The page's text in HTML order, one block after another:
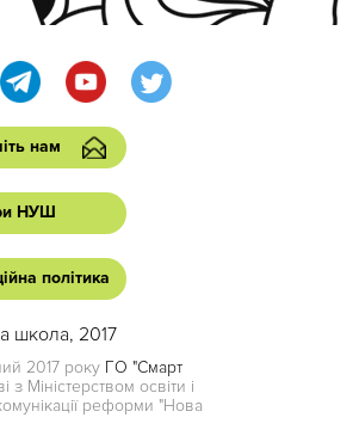
нам
НУШ
політика
школа, 2017
2017 року ГО "Смарт
з Міністерством освіти і
реформи "Нова